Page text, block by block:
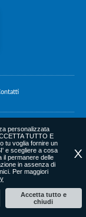
X
personalizzata
TUTTO E
tu voglia fornire un
e scegliere a cosa
il permanere delle
in assenza di
Per maggiori
Accetta tutto e
chiudi